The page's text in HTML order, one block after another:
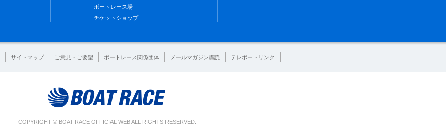
ボートレース場
チケットショップ
サイトマップ ご意見・ご要望 ボートレース関係団体 メールマガジン購読 テレボートリンク
COPYRIGHT © BOAT RACE OFFICIAL WEB ALL RIGHTS RESERVED.